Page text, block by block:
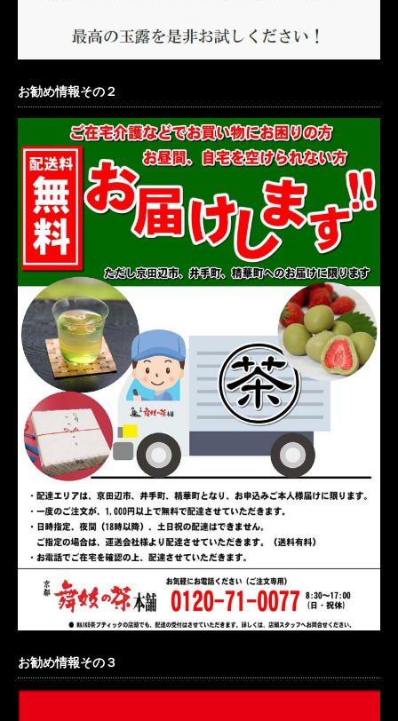
お勧め情報その２
お勧め情報その３